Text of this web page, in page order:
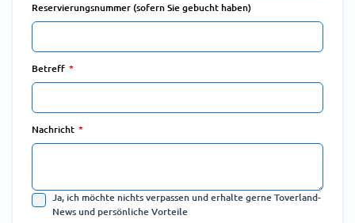
Reservierungsnummer (sofern Sie gebucht haben)
Betreff
Nachricht
Ja, ich möchte nichts verpassen und erhalte gerne Toverland-
News und persönliche Vorteile